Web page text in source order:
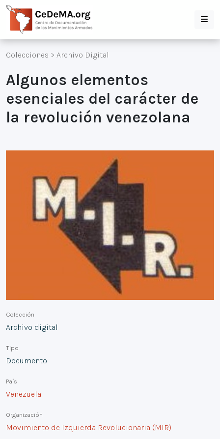
Colecciones > Archivo Digital
Algunos elementos
esenciales del carácter de
la revolución venezolana
Colección
Archivo digital
Tipo
Documento
País
Venezuela
Organización
Movimiento de Izquierda Revolucionaria (MIR)